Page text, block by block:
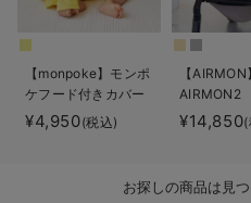
ベビー リュック
ベビー 小物
快適機能ウェア特集 パジャマ
erbaviva（エルバビーバ）
安心の日本製。先輩ママが買ってよかった！本当に必要な出
【monpoke】モンポ
ケフード付きカバー
オール
¥4,950(税込)
【AIRMON】
AIRMON2
アム
¥14,850
お探しの商品は見